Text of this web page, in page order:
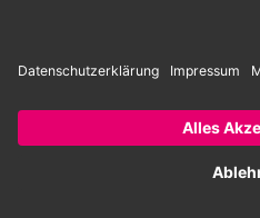
Unsere Zahlungsarten:
Rechnung SEPA-Lastschrift